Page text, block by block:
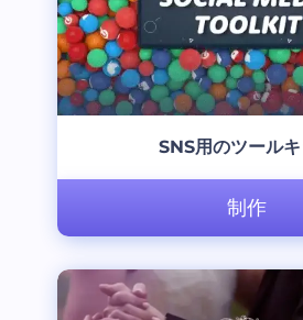
SNS用のツールキ
制作